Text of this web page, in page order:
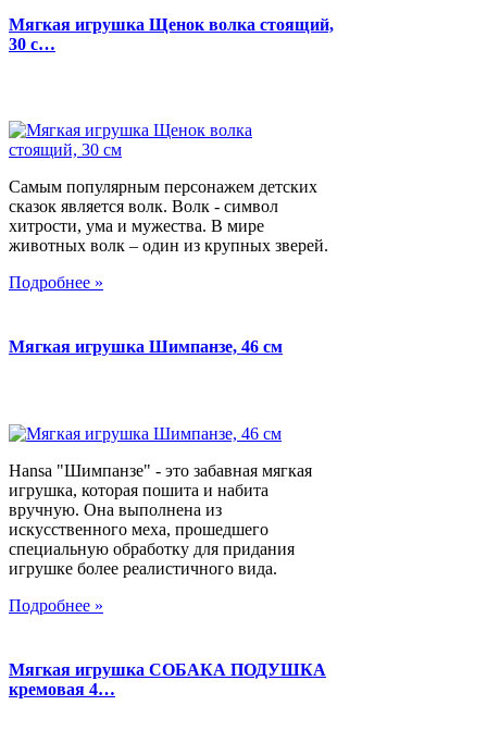
Мягкая игрушка Щенок волка стоящий,
30 с…
Самым популярным персонажем детских
сказок является волк. Волк - символ
хитрости, ума и мужества. В мире
животных волк – один из крупных зверей.
Подробнее »
Мягкая игрушка Шимпанзе, 46 см
Hansa "Шимпанзе" - это забавная мягкая
игрушка, которая пошита и набита
вручную. Она выполнена из
искусственного меха, прошедшего
специальную обработку для придания
игрушке более реалистичного вида.
Подробнее »
Мягкая игрушка СОБАКА ПОДУШКА
кремовая 4…